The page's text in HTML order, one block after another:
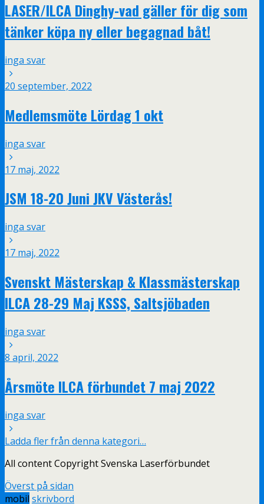
LASER/ILCA Dinghy-vad gäller för dig som
tänker köpa ny eller begagnad båt!
inga svar
20 september, 2022
Medlemsmöte Lördag 1 okt
inga svar
17 maj, 2022
JSM 18-20 Juni JKV Västerås!
inga svar
17 maj, 2022
Svenskt Mästerskap & Klassmästerskap
ILCA 28-29 Maj KSSS, Saltsjöbaden
inga svar
8 april, 2022
Årsmöte ILCA förbundet 7 maj 2022
inga svar
Ladda fler från denna kategori…
All content Copyright Svenska Laserförbundet
Överst på sidan
mobil skrivbord